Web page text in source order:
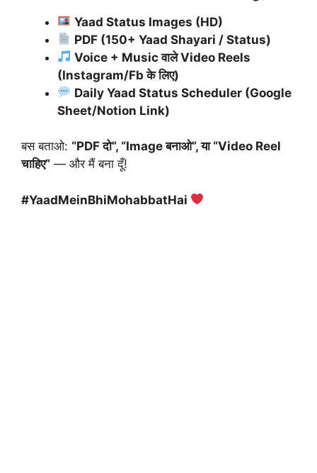
Yaad Status Images (HD)
PDF (150+ Yaad Shayari / Status)
Voice + Music वाले Video Reels
(Instagram/Fb के लिए)
Daily Yaad Status Scheduler (Google
Sheet/Notion Link)
बस बताओ: “PDF दो”, “Image बनाओ”, या “Video Reel
चाहिए” — और मैं बना दूँ!
#YaadMeinBhiMohabbatHai